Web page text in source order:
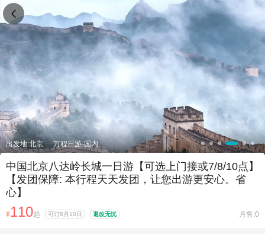
出发地:北京 万程日游-国内
中国北京八达岭长城一日游【可选上门接或7/8/10点】
【发团保障: 本行程天天发团，让您出游更安心。省
心】
¥110起 可订8月10日 退改无忧 月售:0
